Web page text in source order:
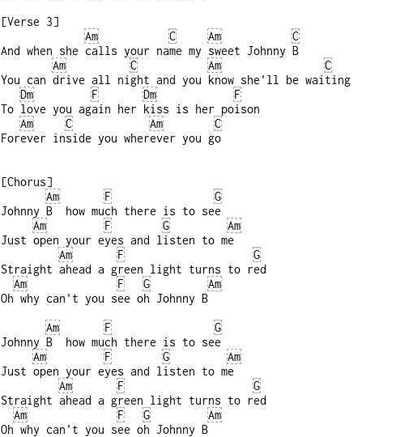
[Verse 3]
Am
C Am
C
And when she calls your name my sweet Johnny B
Am
C Am
C
You can drive all night and you know she'll be waiting
Dm
F Dm
F
To love you again her kiss is her poison
Am
C Am
C
Forever inside you wherever you go
[Chorus]
Am
F
G
Johnny B how much there is to see
Am
F G
Am
Just open your eyes and listen to me
Am
F
G
Straight ahead a green light turns to red
Am
F G
Am
Oh why can't you see oh Johnny B
Am F
G
Johnny B how much there is to see
Am
F G
Am
Just open your eyes and listen to me
Am
F
G
Straight ahead a green light turns to red
Am
F G
Am
Oh why can't you see oh Johnny B